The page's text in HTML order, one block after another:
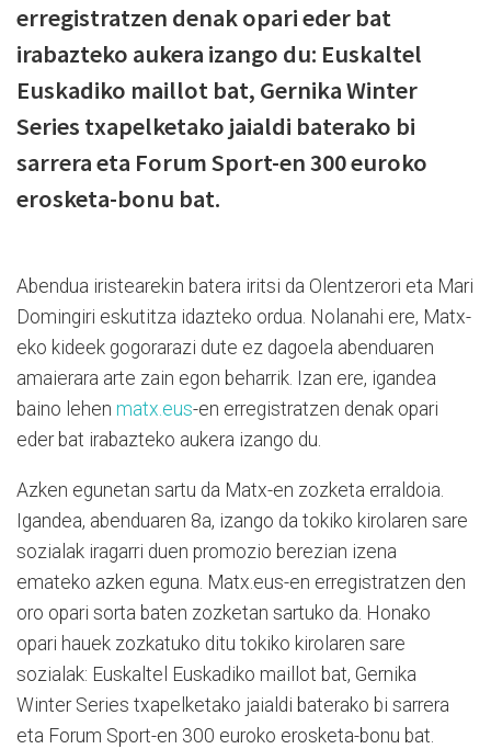
erregistratzen denak opari eder bat
irabazteko aukera izango du: Euskaltel
Euskadiko maillot bat, Gernika Winter
Series txapelketako jaialdi baterako bi
sarrera eta Forum Sport-en 300 euroko
erosketa-bonu bat.
Abendua iristearekin batera iritsi da Olentzerori eta Mari
Domingiri eskutitza idazteko ordua. Nolanahi ere, Matx-
eko kideek gogorarazi dute ez dagoela abenduaren
amaierara arte zain egon beharrik. Izan ere, igandea
baino lehen matx.eus-en erregistratzen denak opari
eder bat irabazteko aukera izango du.
Azken egunetan sartu da Matx-en zozketa erraldoia.
Igandea, abenduaren 8a, izango da tokiko kirolaren sare
sozialak iragarri duen promozio berezian izena
emateko azken eguna. Matx.eus-en erregistratzen den
oro opari sorta baten zozketan sartuko da. Honako
opari hauek zozkatuko ditu tokiko kirolaren sare
sozialak: Euskaltel Euskadiko maillot bat, Gernika
Winter Series txapelketako jaialdi baterako bi sarrera
eta Forum Sport-en 300 euroko erosketa-bonu bat.